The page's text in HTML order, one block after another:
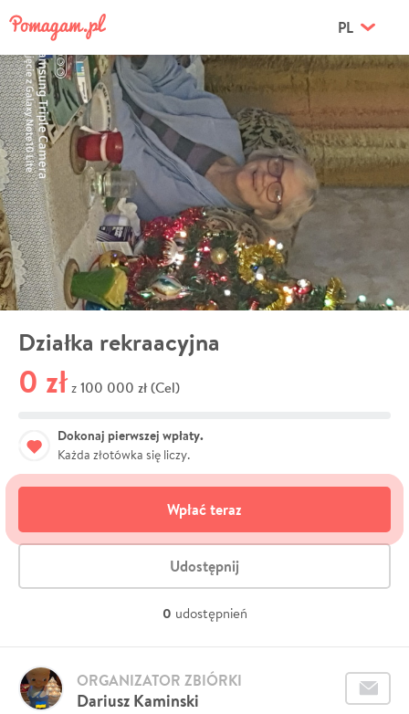
PL
Działka rekraacyjna
0 zł z 100 000 zł (Cel)
Dokonaj pierwszej wpłaty.
Każda złotówka się liczy.
Wpłać teraz
Udostępnij
0 udostępnień
Dariusz Kaminski
ORGANIZATOR ZBIÓRKI